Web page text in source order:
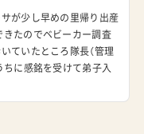
が少し早めの里帰り出産
きたのでベビーカー調査
ていたところ隊長（管理
ちに感銘を受けて弟子入